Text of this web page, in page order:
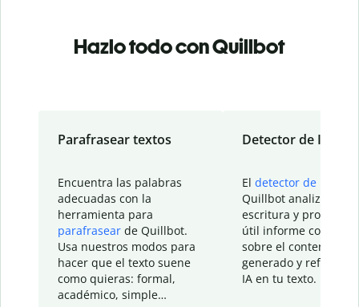
Hazlo todo con Quillbot
Parafrasear textos
Encuentra las palabras
adecuadas con la
herramienta para
parafrasear de Quillbot.
Usa nuestros modos para
hacer que el texto suene
como quieras: formal,
académico, simple…
Detector de IA
El detector de IA
Quillbot analiza tu
escritura y
útil informe con
sobre el contenido
generado y refinado
IA en tu texto.